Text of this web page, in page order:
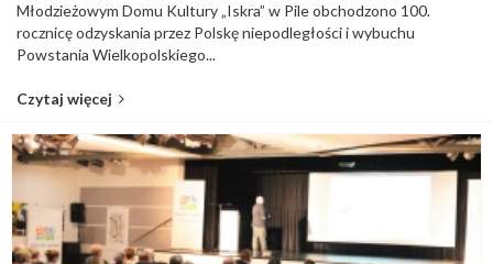
Młodzieżowym Domu Kultury „Iskra” w Pile obchodzono 100.
rocznicę odzyskania przez Polskę niepodległości i wybuchu
Powstania Wielkopolskiego...
Czytaj więcej